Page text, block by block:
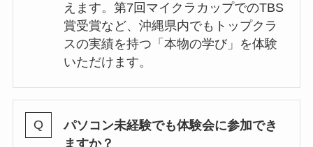
えます。第7回マイクラカップでのTBS
賞受賞など、沖縄県内でもトップクラ
スの実績を持つ「本物の学び」を体験
いただけます。
パソコン未経験でも体験会に参加でき
ますか？